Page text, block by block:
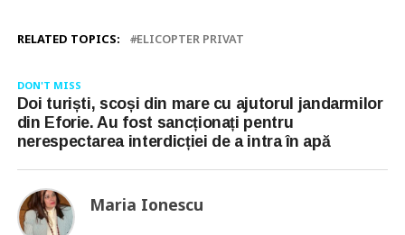
RELATED TOPICS: ELICOPTER PRIVAT
DON'T MISS
Doi turiști, scoși din mare cu ajutorul jandarmilor
din Eforie. Au fost sancționați pentru
nerespectarea interdicției de a intra în apă
Maria Ionescu